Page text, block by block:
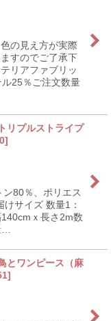
の見え方が実際
すのでご了承下
リアファブリッ
25％ご注文数量
リプルストライプ
]
80％、ポリエス
サイズ 数量1：
ｘ長さ2m数
とワンピース（麻
]